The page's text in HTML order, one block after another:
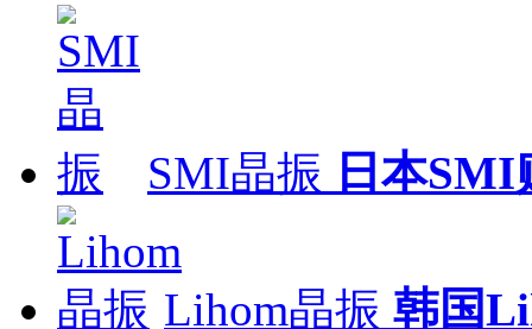
SMI晶振 日本SMI
Lihom晶振 韩国